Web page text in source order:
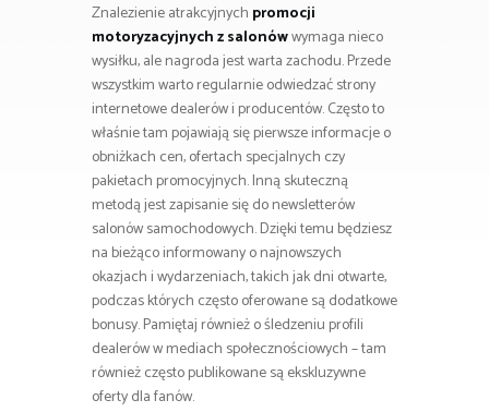
Znalezienie atrakcyjnych promocji
motoryzacyjnych z salonówwymaga nieco
wysiłku, ale nagroda jest warta zachodu. Przede
wszystkim warto regularnie odwiedzać strony
internetowe dealerów i producentów. Często to
właśnie tam pojawiają się pierwsze informacje o
obniżkach cen, ofertach specjalnych czy
pakietach promocyjnych. Inną skuteczną
metodą jest zapisanie się do newsletterów
salonów samochodowych. Dzięki temu będziesz
na bieżąco informowany o najnowszych
okazjach i wydarzeniach, takich jak dni otwarte,
podczas których często oferowane są dodatkowe
bonusy. Pamiętaj również o śledzeniu profili
dealerów w mediach społecznościowych – tam
również często publikowane są ekskluzywne
oferty dla fanów.